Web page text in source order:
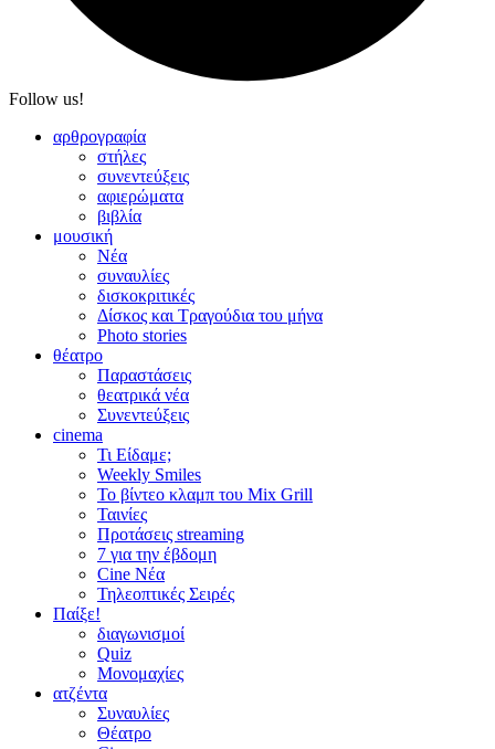
Follow us!
αρθρογραφία
στήλες
συνεντεύξεις
αφιερώματα
βιβλία
μουσική
Νέα
συναυλίες
δισκοκριτικές
Δίσκος και Τραγούδια του μήνα
Photo stories
θέατρο
Παραστάσεις
θεατρικά νέα
Συνεντεύξεις
cinema
Τι Είδαμε;
Weekly Smiles
Το βίντεο κλαμπ του Mix Grill
Ταινίες
Προτάσεις streaming
7 για την έβδομη
Cine Νέα
Τηλεοπτικές Σειρές
Παίξε!
διαγωνισμοί
Quiz
Μονομαχίες
ατζέντα
Συναυλίες
Θέατρο